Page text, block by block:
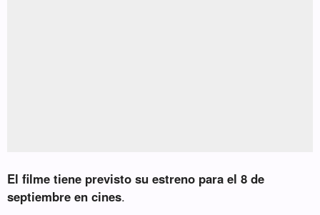
El filme tiene previsto su estreno para el 8 de
septiembre en cines.